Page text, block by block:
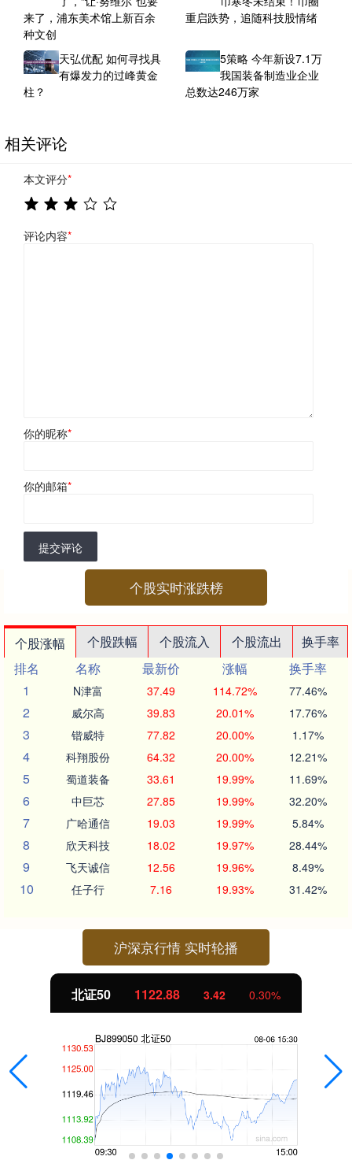
来了，浦东美术馆上新百余
种文创
重启跌势，追随科技股情绪
天弘优配 如何寻找具
有爆发力的过峰黄金
柱？
5策略 今年新设7.1万
我国装备制造业企业
总数达246万家
相关评论
本文评分*
评论内容*
你的昵称*
你的邮箱*
提交评论
个股实时涨跌榜
个股涨幅 个股跌幅 个股流入 个股流出
换手率
排名
名称 最新价 涨幅
换手率
1
N津富 37.49 114.72% 77.46%
2 威尔高 39.83 20.01% 17.76%
3 锴威特 77.82 20.00% 1.17%
4 科翔股份 64.32 20.00% 12.21%
5 蜀道装备 33.61 19.99% 11.69%
6 中巨芯 27.85 19.99% 32.20%
7 广哈通信 19.03 19.99% 5.84%
8 欣天科技 18.02 19.97% 28.44%
9 飞天诚信 12.56 19.96% 8.49%
10 任子行 7.16 19.93% 31.42%
沪深京行情 实时轮播
北证50 1122.88 3.42 0.30%